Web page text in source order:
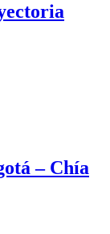
– Chía